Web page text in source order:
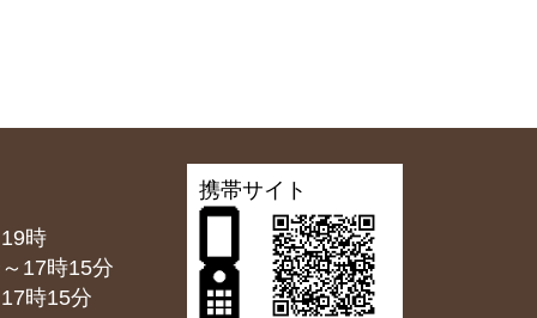
時
時15分
時15分
携帯サイト